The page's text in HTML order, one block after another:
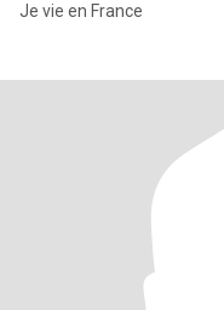
Je vie en France